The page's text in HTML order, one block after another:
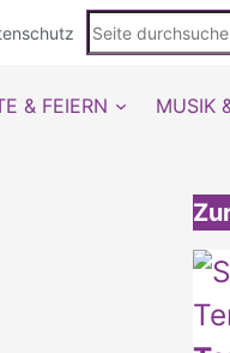
Seite
durchsuchen
& FEIERN MUSIK